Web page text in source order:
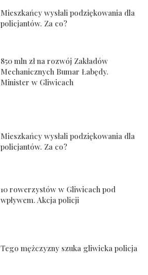
Mieszkańcy wysłali podziękowania dla
policjantów. Za co?
850 mln zł na rozwój Zakładów
Mechanicznych Bumar Łabędy.
Minister w Gliwicach
Mieszkańcy wysłali podziękowania dla
policjantów. Za co?
10 rowerzystów w Gliwicach pod
wpływem. Akcja policji
Tego mężczyzny szuka gliwicka policja